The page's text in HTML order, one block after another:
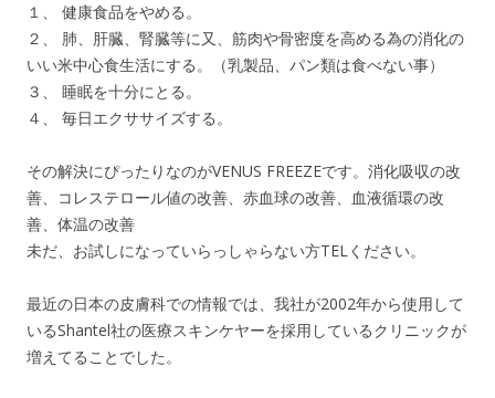
１、 健康食品をやめる。
２、 肺、肝臓、腎臓等に又、筋肉や骨密度を高める為の消化の
いい米中心食生活にする。（乳製品、パン類は食べない事）
３、 睡眠を十分にとる。
４、 毎日エクササイズする。
その解決にぴったりなのがVENUS FREEZEです。消化吸収の改
善、コレステロール値の改善、赤血球の改善、血液循環の改
善、体温の改善
未だ、お試しになっていらっしゃらない方TELください。
最近の日本の皮膚科での情報では、我社が2002年から使用して
いるShantel社の医療スキンケヤーを採用しているクリニックが
増えてることでした。